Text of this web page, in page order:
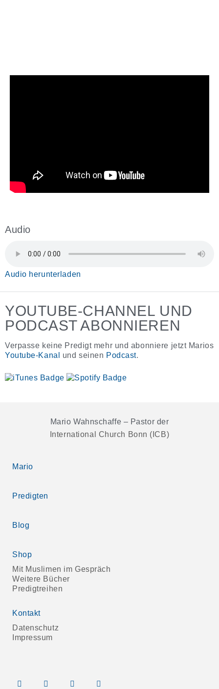
Audio
Audio herunterladen
YOUTUBE-CHANNEL UND
PODCAST ABONNIEREN
Verpasse keine Predigt mehr und abonniere jetzt Marios
Youtube-Kanal
und seinen Podcast.
Mario Wahnschaffe – Pastor der
International Church Bonn (ICB)
Mario
Predigten
Blog
Shop
Mit Muslimen im Gespräch
Weitere Bücher
Predigtreihen
Kontakt
Datenschutz
Impressum